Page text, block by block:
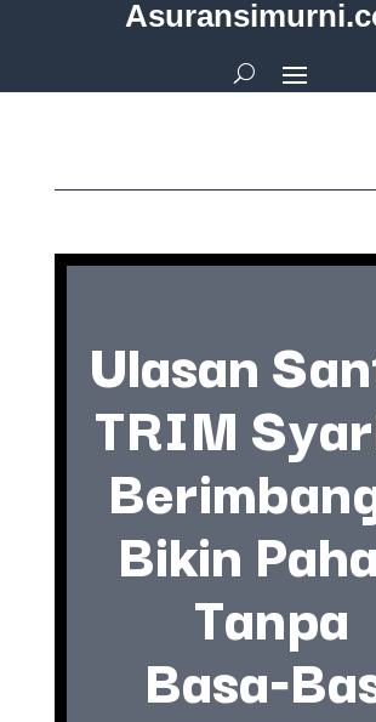
Ulasan
TRIM
Bikin
Tanpa